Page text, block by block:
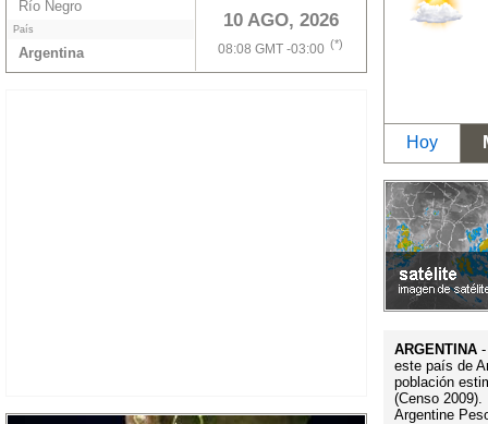
10 AGO, 2026
08:08 GMT -03:00 (*)
Río Negro
País
Argentina
Hoy
ARGENTINA
este país de
población
(Censo
Argentine